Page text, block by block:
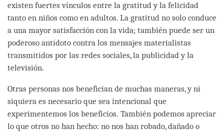
existen fuertes vínculos entre la gratitud y la felicidad
tanto en niños como en adultos. La gratitud no solo conduce
a una mayor satisfacción con la vida; también puede ser un
poderoso antídoto contra los mensajes materialistas
transmitidos por las redes sociales, la publicidad y la
televisión.
Otras personas nos benefician de muchas maneras, y ni
siquiera es necesario que sea intencional que
experimentemos los beneficios. También podemos apreciar
lo que otros no han hecho: no nos han robado, dañado o